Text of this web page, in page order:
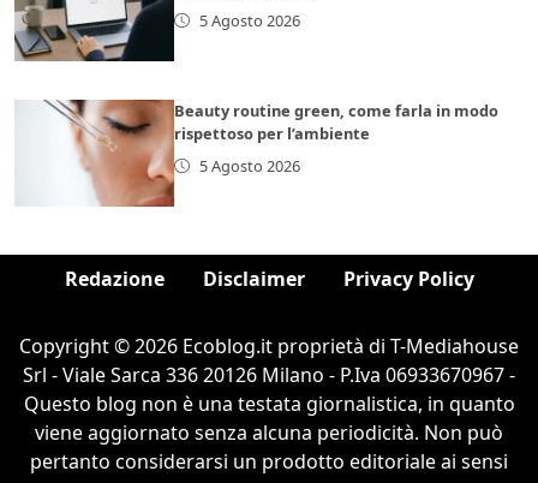
5 Agosto 2026
Beauty routine green, come farla in modo
rispettoso per l’ambiente
5 Agosto 2026
Redazione Disclaimer Privacy Policy
Copyright © 2026 Ecoblog.it proprietà di T-Mediahouse
Srl - Viale Sarca 336 20126 Milano - P.Iva 06933670967 -
Questo blog non è una testata giornalistica, in quanto
viene aggiornato senza alcuna periodicità. Non può
pertanto considerarsi un prodotto editoriale ai sensi